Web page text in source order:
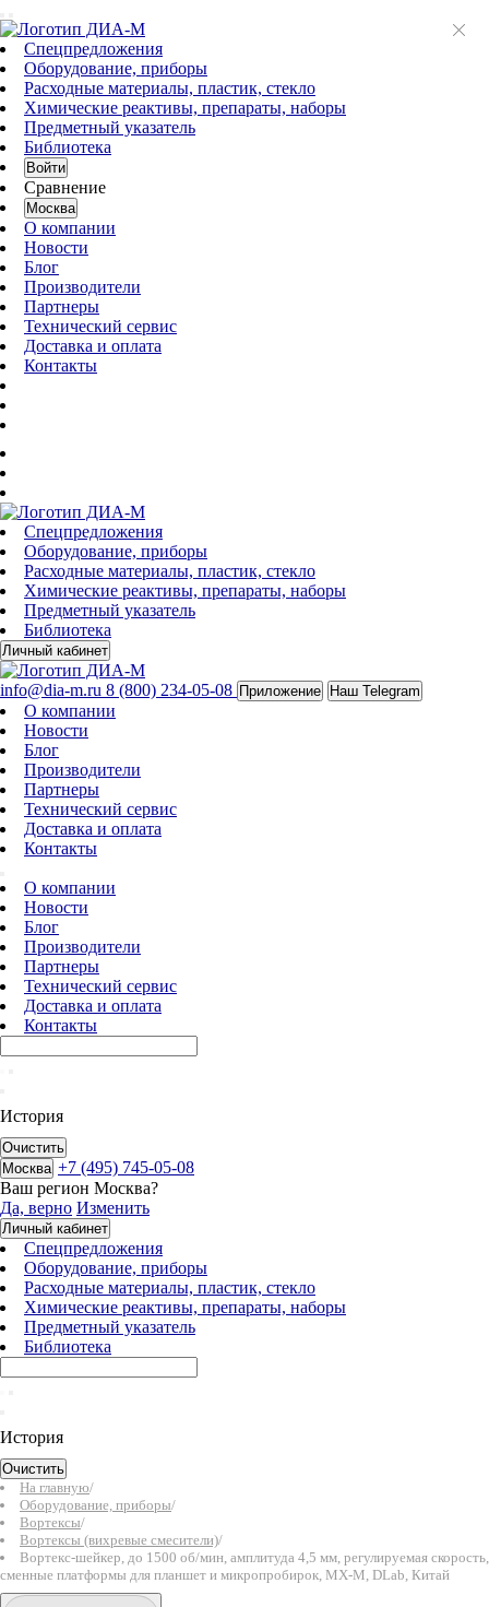
Спецпредложения
Оборудование, приборы
Расходные материалы, пластик, стекло
Химические реактивы, препараты, наборы
Предметный указатель
Библиотека
Войти
Сравнение
Москва
О компании
Новости
Блог
Производители
Партнеры
Технический сервис
Доставка и оплата
Контакты
Спецпредложения
Оборудование, приборы
Расходные материалы, пластик, стекло
Химические реактивы, препараты, наборы
Предметный указатель
Библиотека
Личный кабинет
info@dia-m.ru 8 (800) 234-05-08 Приложение Наш Telegram
О компании
Новости
Блог
Производители
Партнеры
Технический сервис
Доставка и оплата
Контакты
О компании
Новости
Блог
Производители
Партнеры
Технический сервис
Доставка и оплата
Контакты
История
Очистить
Москва +7 (495) 745-05-08
Ваш регион Москва?
Да, верно Изменить
Личный кабинет
Спецпредложения
Оборудование, приборы
Расходные материалы, пластик, стекло
Химические реактивы, препараты, наборы
Предметный указатель
Библиотека
История
Очистить
На главную/
Оборудование, приборы/
Вортексы/
Вортексы (вихревые смесители)/
Вортекс-шейкер, до 1500 об/мин, амплитуда 4,5 мм, регулируемая скорость,
сменные платформы для планшет и микропробирок, MX-M, DLab, Китай